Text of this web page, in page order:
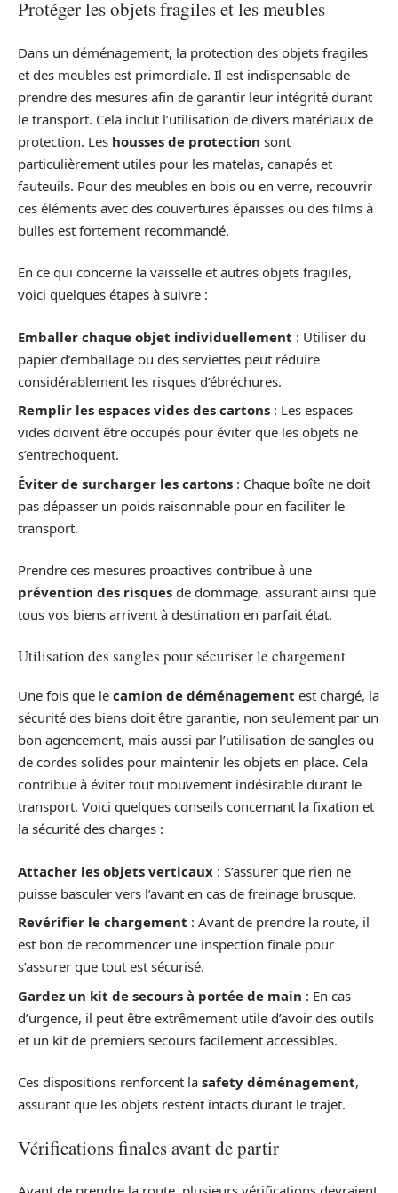
Protéger les objets fragiles et les meubles
Dans un déménagement, la protection des objets fragiles
et des meubles est primordiale. Il est indispensable de
prendre des mesures afin de garantir leur intégrité durant
le transport. Cela inclut l’utilisation de divers matériaux de
protection. Les housses de protection sont
particulièrement utiles pour les matelas, canapés et
fauteuils. Pour des meubles en bois ou en verre, recouvrir
ces éléments avec des couvertures épaisses ou des films à
bulles est fortement recommandé.
En ce qui concerne la vaisselle et autres objets fragiles,
voici quelques étapes à suivre :
Emballer chaque objet individuellement : Utiliser du
papier d’emballage ou des serviettes peut réduire
considérablement les risques d’ébréchures.
Remplir les espaces vides des cartons : Les espaces
vides doivent être occupés pour éviter que les objets ne
s’entrechoquent.
Éviter de surcharger les cartons : Chaque boîte ne doit
pas dépasser un poids raisonnable pour en faciliter le
transport.
Prendre ces mesures proactives contribue à une
prévention des risques de dommage, assurant ainsi que
tous vos biens arrivent à destination en parfait état.
Utilisation des sangles pour sécuriser le chargement
Une fois que le camion de déménagement est chargé, la
sécurité des biens doit être garantie, non seulement par un
bon agencement, mais aussi par l’utilisation de sangles ou
de cordes solides pour maintenir les objets en place. Cela
contribue à éviter tout mouvement indésirable durant le
transport. Voici quelques conseils concernant la fixation et
la sécurité des charges :
Attacher les objets verticaux : S’assurer que rien ne
puisse basculer vers l’avant en cas de freinage brusque.
Revérifier le chargement : Avant de prendre la route, il
est bon de recommencer une inspection finale pour
s’assurer que tout est sécurisé.
Gardez un kit de secours à portée de main : En cas
d’urgence, il peut être extrêmement utile d’avoir des outils
et un kit de premiers secours facilement accessibles.
Ces dispositions renforcent la safety déménagement,
assurant que les objets restent intacts durant le trajet.
Vérifications finales avant de partir